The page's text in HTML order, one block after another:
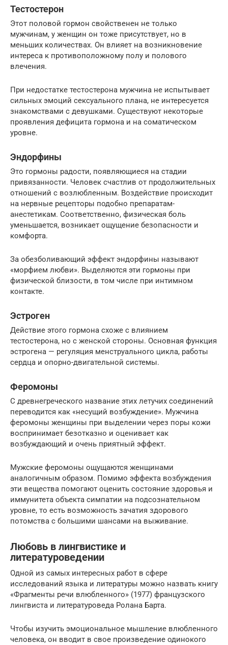
Тестостерон
Этот половой гормон свойственен не только
мужчинам, у женщин он тоже присутствует, но в
меньших количествах. Он влияет на возникновение
интереса к противоположному полу и полового
влечения.
При недостатке тестостерона мужчина не испытывает
сильных эмоций сексуального плана, не интересуется
знакомствами с девушками. Существуют некоторые
проявления дефицита гормона и на соматическом
уровне.
Эндорфины
Это гормоны радости, появляющиеся на стадии
привязанности. Человек счастлив от продолжительных
отношений с возлюбленным. Воздействие происходит
на нервные рецепторы подобно препаратам-
анестетикам. Соответственно, физическая боль
уменьшается, возникает ощущение безопасности и
комфорта.
За обезболивающий эффект эндорфины называют
«морфием любви». Выделяются эти гормоны при
физической близости, в том числе при интимном
контакте.
Эстроген
Действие этого гормона схоже с влиянием
тестостерона, но с женской стороны. Основная функция
эстрогена — регуляция менструального цикла, работы
сердца и опорно-двигательной системы.
Феромоны
С древнегреческого название этих летучих соединений
переводится как «несущий возбуждение». Мужчина
феромоны женщины при выделении через поры кожи
воспринимает безотказно и оценивает как
возбуждающий и очень приятный эффект.
Мужские феромоны ощущаются женщинами
аналогичным образом. Помимо эффекта возбуждения
эти вещества помогают оценить состояние здоровья и
иммунитета объекта симпатии на подсознательном
уровне, то есть возможность зачатия здорового
потомства с большими шансами на выживание.
Любовь в лингвистике и
литературоведении
Одной из самых интересных работ в сфере
исследований языка и литературы можно назвать книгу
«Фрагменты речи влюбленного» (1977) французского
лингвиста и литературоведа Ролана Барта.
Чтобы изучить эмоциональное мышление влюбленного
человека, он вводит в свое произведение одинокого